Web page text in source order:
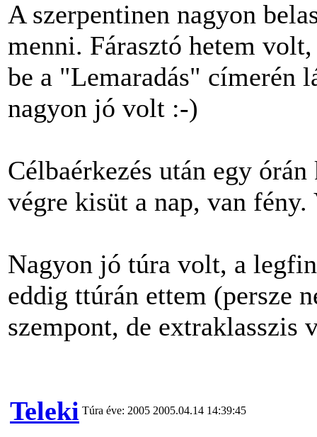
A szerpentinen nagyon
menni. Fárasztó hetem
be a "Lemaradás" címerén
nagyon jó volt :-)
Célbaérkezés után egy
végre kisüt a nap, van
Nagyon jó túra volt, a
eddig ttúrán ettem (persze
szempont, de extraklasszis
Teleki Túra éve: 2005 2005.04.14 14:39:45